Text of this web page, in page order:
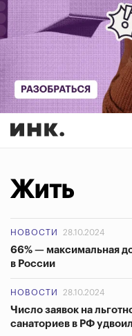
Жить
НОВОСТИ 28.10.2024
66% — максимальная
в России
НОВОСТИ 28.10.2024
Число заявок на
санаториев в РФ